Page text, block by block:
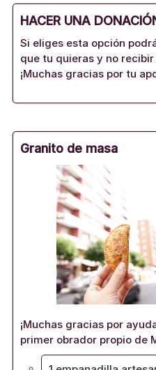
HACER UNA
Si eliges esta opción
que tu quieras y no
¡Muchas gracias por tu
Granito de masa
¡Muchas gracias por
primer obrador propio de